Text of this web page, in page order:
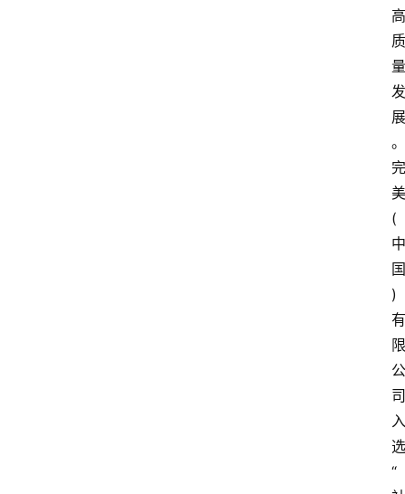
高
质
量
发
展
。
完
美
(
中
国
)
有
限
公
司
入
选
“